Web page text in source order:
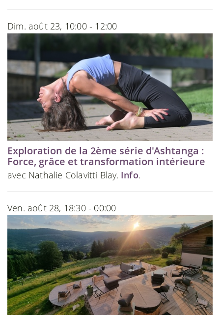
Dim. août 23, 10:00 - 12:00
Exploration de la 2ème série d'Ashtanga :
Force, grâce et transformation intérieure
avec Nathalie Colavitti Blay. Info.
Ven. août 28, 18:30 - 00:00